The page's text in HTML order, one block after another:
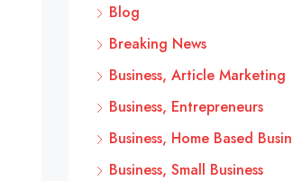
Blog
Breaking News
Business, Article Marketing
Business, Entrepreneurs
Business, Home Based
Business, Small Business